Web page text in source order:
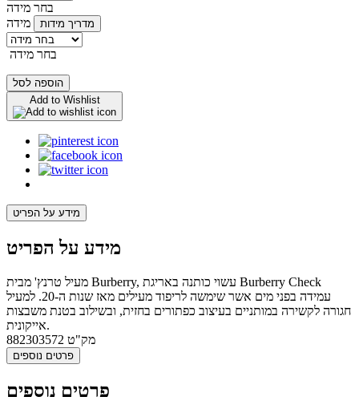
בחר מידה
מידה
מדריך מידות
בחר מידה
הוספה לסל
Add to Wishlist
מידע על הפריט
מידע על הפריט
מעיל טרנץ' מבית Burberry, עשוי כותנה באריגת Burberry Check
עמידה בפני מים אשר שימשה לריפוד מעילים מאז שנות ה-20. למעיל
חגורה לקשירה במותניים בעיצוב כפתורים בחזית, ובשילוב בטנת משבצות
אייקונית.
מק"ט 882303572
פרטים נוספים
פרטים נוספים